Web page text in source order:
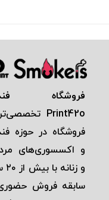
فروشگاه
Print42o
فروشگاه در حوزه
و اكسسوری‌های
و
سابقه فروش